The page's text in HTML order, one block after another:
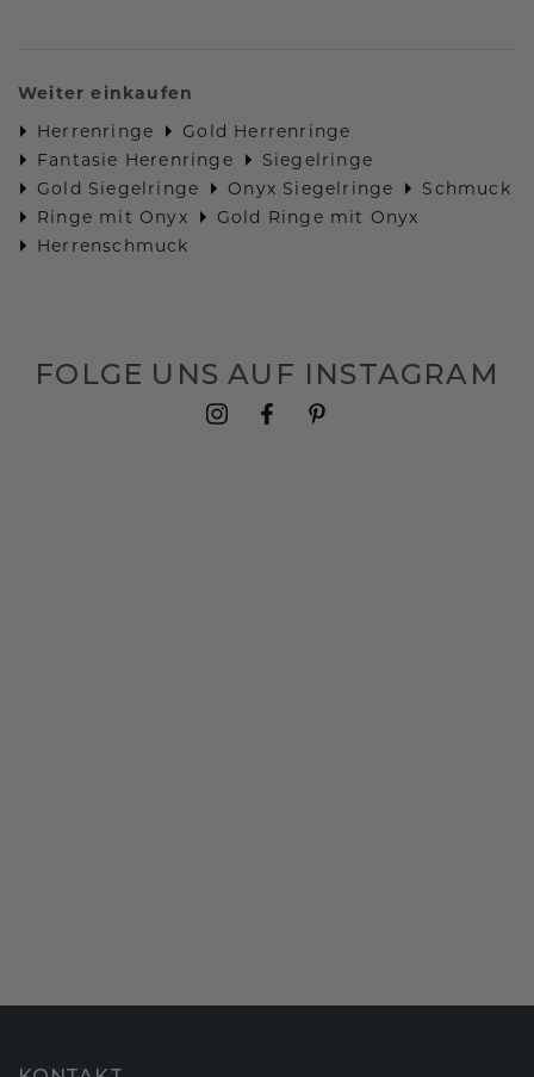
Weiter einkaufen
Herrenringe
Gold Herrenringe
Fantasie Herenringe
Siegelringe
Gold Siegelringe
Onyx Siegelringe
Schmuck
Ringe mit Onyx
Gold Ringe mit Onyx
Herrenschmuck
FOLGE UNS AUF INSTAGRAM